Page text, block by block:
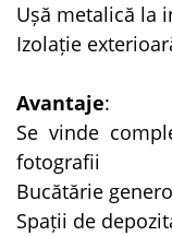
Ușă metalică la
Izolație
Avantaje:
Se vinde
fotografii
Bucătărie
Spații de